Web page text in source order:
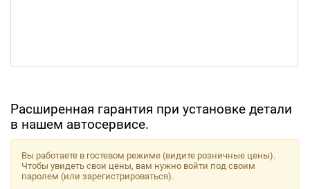
Расширенная гарантия при установке детали
в нашем автосервисе.
Вы работаете в гостевом режиме (видите розничные цены).
Чтобы увидеть свои цены, вам нужно войти под своим
паролем (или зарегистрироваться).